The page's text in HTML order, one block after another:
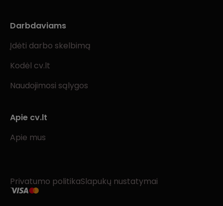
Darbdaviams
Įdėti darbo skelbimą
Kodėl cv.lt
Naudojimosi sąlygos
Apie cv.lt
Apie mus
Privatumo politikaSlapukų nustatymai